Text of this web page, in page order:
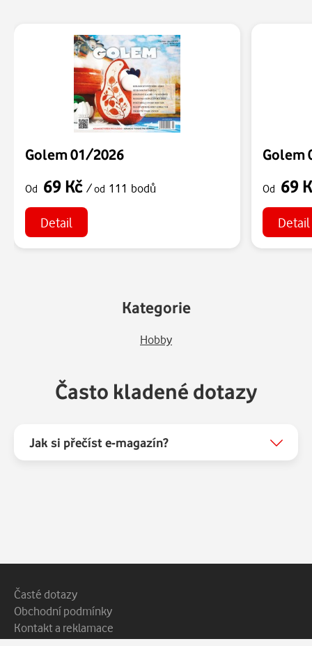
Golem 01/2026
Od 69 Kč /od 111 bodů
Detail
Golem
Od 69
Detail
Kategorie
Hobby
Často kladené dotazy
Jak si přečíst e-magazín?
Patička webu
Vedlejší navigace
Časté dotazy
Obchodní podmínky
Kontakt a reklamace